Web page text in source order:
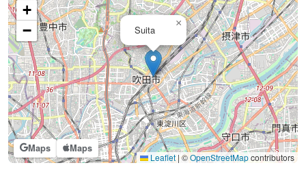
Maps Maps
Suita
×
+
−
Leaflet | ©OpenStreetMapcontributors